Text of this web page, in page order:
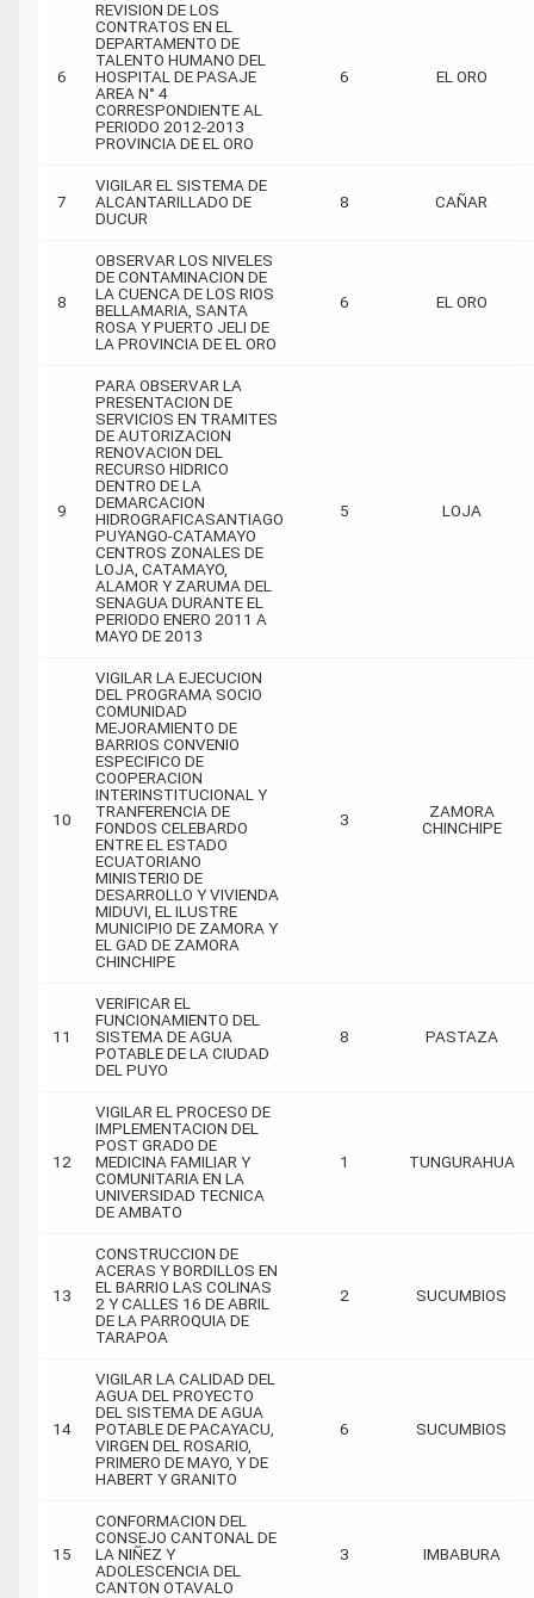
6
REVISION DE LOS
CONTRATOS EN EL
DEPARTAMENTO DE
TALENTO HUMANO DEL
HOSPITAL DE PASAJE
AREA N° 4
CORRESPONDIENTE AL
PERIODO 2012-2013
PROVINCIA DE EL ORO
6 EL ORO
7
VIGILAR EL SISTEMA DE
ALCANTARILLADO DE
DUCUR
8 CAÑAR
8
OBSERVAR LOS NIVELES
DE CONTAMINACION DE
LA CUENCA DE LOS RIOS
BELLAMARIA, SANTA
ROSA Y PUERTO JELI DE
LA PROVINCIA DE EL ORO
6 EL ORO
9
PARA OBSERVAR LA
PRESENTACION DE
SERVICIOS EN TRAMITES
DE AUTORIZACION
RENOVACION DEL
RECURSO HIDRICO
DENTRO DE LA
DEMARCACION
HIDROGRAFICASANTIAGO
PUYANGO-CATAMAYO
CENTROS ZONALES DE
LOJA, CATAMAYO,
ALAMOR Y ZARUMA DEL
SENAGUA DURANTE EL
PERIODO ENERO 2011 A
MAYO DE 2013
5 LOJA
10
VIGILAR LA EJECUCION
DEL PROGRAMA SOCIO
COMUNIDAD
MEJORAMIENTO DE
BARRIOS CONVENIO
ESPECIFICO DE
COOPERACION
INTERINSTITUCIONAL Y
TRANFERENCIA DE
FONDOS CELEBARDO
ENTRE EL ESTADO
ECUATORIANO
MINISTERIO DE
DESARROLLO Y VIVIENDA
MIDUVI, EL ILUSTRE
MUNICIPIO DE ZAMORA Y
EL GAD DE ZAMORA
CHINCHIPE
3
ZAMORA
CHINCHIPE
11
VERIFICAR EL
FUNCIONAMIENTO DEL
SISTEMA DE AGUA
POTABLE DE LA CIUDAD
DEL PUYO
8 PASTAZA
12
VIGILAR EL PROCESO DE
IMPLEMENTACION DEL
POST GRADO DE
MEDICINA FAMILIAR Y
COMUNITARIA EN LA
UNIVERSIDAD TECNICA
DE AMBATO
1 TUNGURAHUA
13
CONSTRUCCION DE
ACERAS Y BORDILLOS EN
EL BARRIO LAS COLINAS
2 Y CALLES 16 DE ABRIL
DE LA PARROQUIA DE
TARAPOA
2 SUCUMBIOS
14
VIGILAR LA CALIDAD DEL
AGUA DEL PROYECTO
DEL SISTEMA DE AGUA
POTABLE DE PACAYACU,
VIRGEN DEL ROSARIO,
PRIMERO DE MAYO, Y DE
HABERT Y GRANITO
6 SUCUMBIOS
15
CONFORMACION DEL
CONSEJO CANTONAL DE
LA NIÑEZ Y
ADOLESCENCIA DEL
CANTON OTAVALO
3 IMBABURA